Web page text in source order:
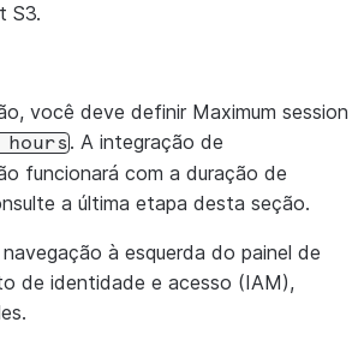
S3.
você deve definir Maximum session
hours. A integração de
funcionará com a duração de
a última etapa desta seção.
à esquerda do painel de
de identidade e acesso (IAM),
.